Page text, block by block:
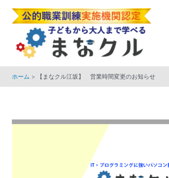
キ
ホーム 【まなクル江坂】 営業時間変更のお知らせ
Post
navigation